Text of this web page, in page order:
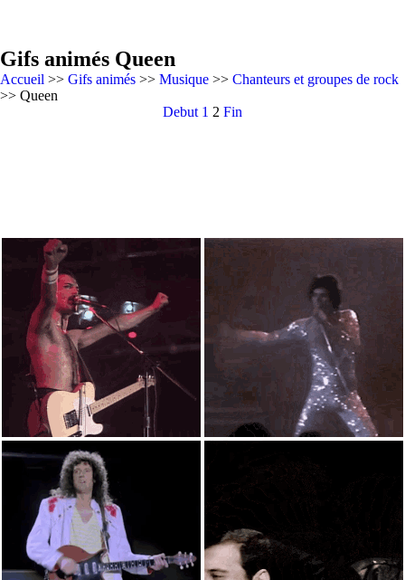
Gifs animés Queen
Accueil >> Gifs animés >> Musique >> Chanteurs et groupes de rock
>> Queen
Debut 1 2 Fin